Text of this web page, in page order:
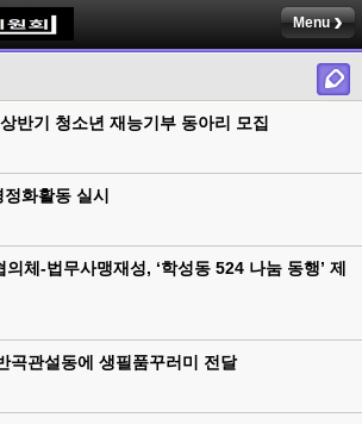
Menu
반기 청소년 재능기부 동아리 모집
화활동 실시
체-법무사맹재성, ‘학성동 524 나눔 동행’ 제
곡관설동에 생필품꾸러미 전달